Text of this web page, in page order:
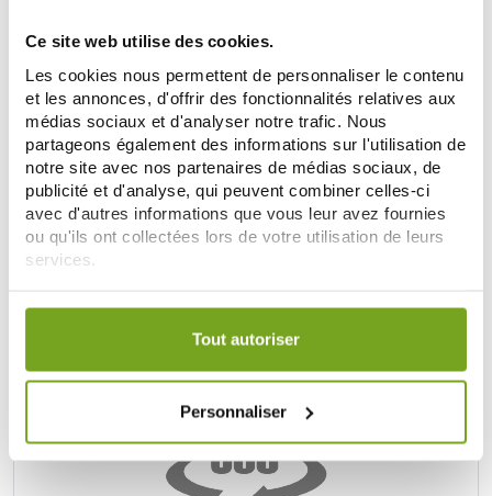
Ce site web utilise des cookies.
Les cookies nous permettent de personnaliser le contenu
et les annonces, d'offrir des fonctionnalités relatives aux
médias sociaux et d'analyser notre trafic. Nous
partageons également des informations sur l'utilisation de
notre site avec nos partenaires de médias sociaux, de
publicité et d'analyse, qui peuvent combiner celles-ci
avec d'autres informations que vous leur avez fournies
ou qu'ils ont collectées lors de votre utilisation de leurs
services.
Votre choix de consentement est conservé pendant une
Tout autoriser
Personnaliser
Lancaster, IT cosmetics ... Bénéficiez de nos promotions et
soyez à l'affût de nos nouveautés sur les produits de la
parapharmacie, les produits de beauté, les produits bio...
DISCOVER THE PARAPHARMACY
UNE VRAIE PARAPHARMACIE